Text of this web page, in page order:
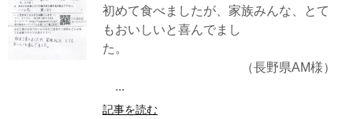
初めて食べましたが、家族みんな、とて
もおいしいと喜んでまし
た。
（長野県AM様）
...
記事を読む